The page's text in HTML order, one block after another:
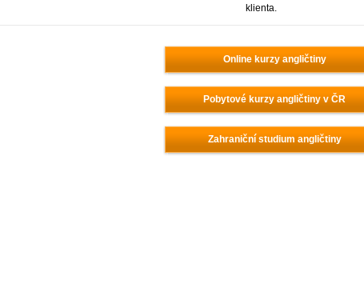
klienta.
Online kurzy angličtiny
Pobytové kurzy angličtiny v ČR
Zahraniční studium angličtiny